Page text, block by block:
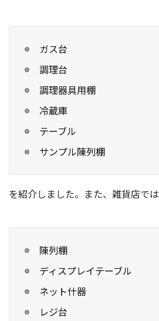
ガス台
調理台
調理器具用棚
冷蔵庫
テーブル
サンプル陳列棚
を紹介しました。また、雑貨店では
陳列棚
ディスプレイテーブル
ネット什器
レジ台